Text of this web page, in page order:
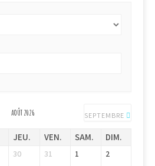
AOÛT 2026 SEPTEMBRE
JEU. VEN. SAM. DIM.
30 31 1 2